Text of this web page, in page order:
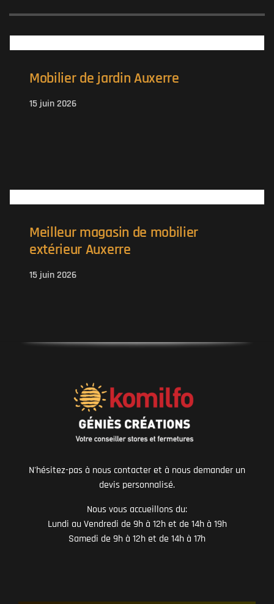
Mobilier de jardin Auxerre
15 juin 2026
Meilleur magasin de mobilier
extérieur Auxerre
15 juin 2026
N'hésitez-pas à nous contacter et à nous demander un
devis personnalisé.
Nous vous accueillons du:
Lundi au Vendredi de 9h à 12h et de 14h à 19h
Samedi de 9h à 12h et de 14h à 17h